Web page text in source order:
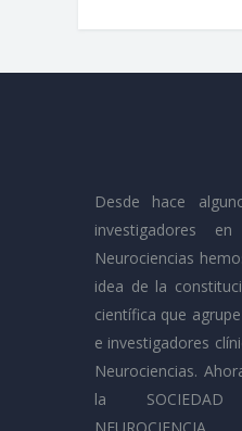
Desde hace
investigadores
Neurociencias
idea de la
científica que
e investigadores
Neurociencias.
la